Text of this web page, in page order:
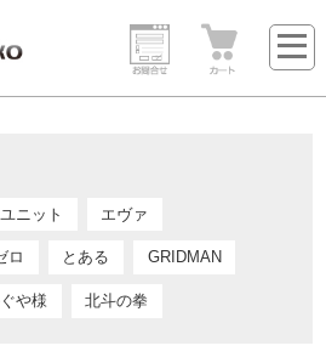
ニット エヴァ
ロ とある GRIDMAN
や様 北斗の拳